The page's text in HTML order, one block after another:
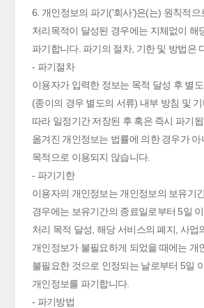
6. 개인정보의 파기('회사')은(는) 원칙적으
처리목적이 달성된 경우에는 지체없이 해
파기합니다. 파기의 절차, 기한 및 방법은
- 파기절차
이용자가 입력한 정보는 목적 달성 후 별
(종이의 경우 별도의 서류) 내부 방침 및
따라 일정기간 저장된 후 혹은 즉시 파기
옮겨진 개인정보는 법률에 의한 경우가 아
목적으로 이용되지 않습니다.
- 파기기한
이용자의 개인정보는 개인정보의 보유기
경우에는 보유기간의 종료일로부터 5일
처리 목적 달성, 해당 서비스의 폐지, 사업
개인정보가 불필요하게 되었을 때에는 개
불필요한 것으로 인정되는 날로부터 5일
개인정보를 파기합니다.
- 파기방법